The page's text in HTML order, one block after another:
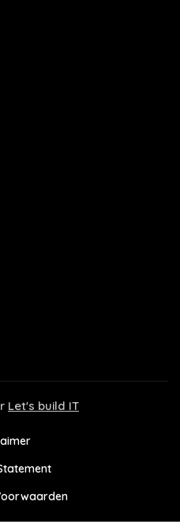
Let's build IT